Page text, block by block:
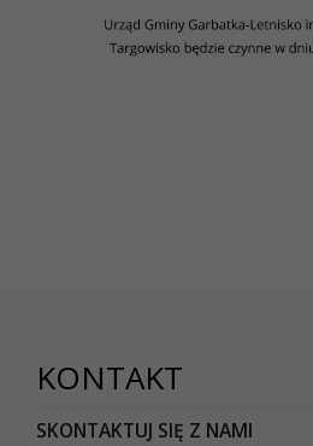
KONTAKT
SKONTAKTUJ SIĘ Z NAMI